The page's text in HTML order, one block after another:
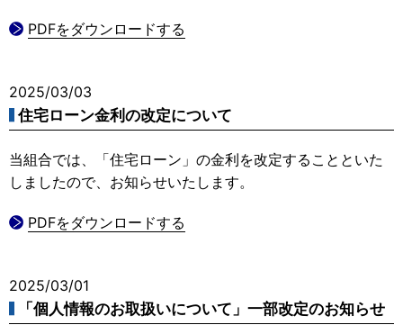
PDFをダウンロードする
2025/03/03
住宅ローン金利の改定について
当組合では、「住宅ローン」の金利を改定することといた
しましたので、お知らせいたします。
PDFをダウンロードする
2025/03/01
「個人情報のお取扱いについて」一部改定のお知らせ